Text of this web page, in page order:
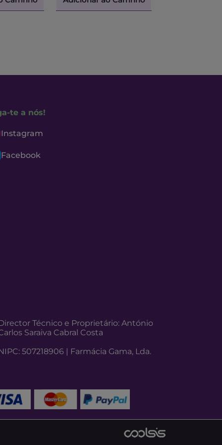
te a nós!
Instagram
Facebook
Técnico e Proprietário: António
Saraiva Cabral Costa
507218906 | Farmácia Gama, Lda.